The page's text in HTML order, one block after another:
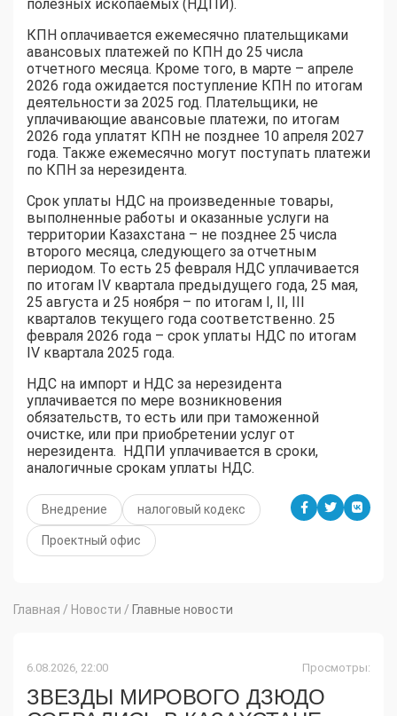
полезных ископаемых (НДПИ).
КПН оплачивается ежемесячно плательщиками
авансовых платежей по КПН до 25 числа
отчетного месяца. Кроме того, в марте – апреле
2026 года ожидается поступление КПН по итогам
деятельности за 2025 год. Плательщики, не
уплачивающие авансовые платежи, по итогам
2026 года уплатят КПН не позднее 10 апреля 2027
года. Также ежемесячно могут поступать платежи
по КПН за нерезидента.
Срок уплаты НДС на произведенные товары,
выполненные работы и оказанные услуги на
территории Казахстана – не позднее 25 числа
второго месяца, следующего за отчетным
периодом. То есть 25 февраля НДС уплачивается
по итогам IV квартала предыдущего года, 25 мая,
25 августа и 25 ноября – по итогам I, II, III
кварталов текущего года соответственно. 25
февраля 2026 года – срок уплаты НДС по итогам
IV квартала 2025 года.
НДС на импорт и НДС за нерезидента
уплачивается по мере возникновения
обязательств, то есть или при таможенной
очистке, или при приобретении услуг от
нерезидента. НДПИ уплачивается в сроки,
аналогичные срокам уплаты НДС.
Внедрение налоговый кодекс
Проектный офис
Главная / Новости / Главные новости
6.08.2026, 22:00 Просмотры:
ЗВЕЗДЫ МИРОВОГО ДЗЮДО